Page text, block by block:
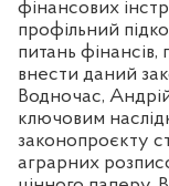
фінансових
профільний
питань фінансів,
внести даний
Водночас,
ключовим
законопроєкту
аграрних